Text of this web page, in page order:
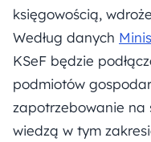
księgowością,
Według danych
KSeF będzie
podmiotów
zapotrzebowanie na
wiedzą w tym